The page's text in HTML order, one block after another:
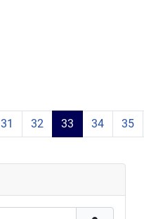
31 32 33 34 35